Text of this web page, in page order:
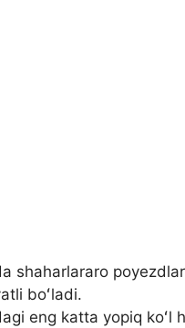
shaharlararo
boʻladi.
eng katta yopiq koʻl